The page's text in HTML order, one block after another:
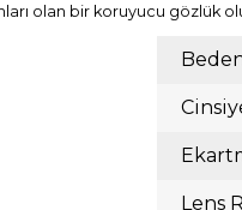
olan bir koruyucu gözlük
Lens